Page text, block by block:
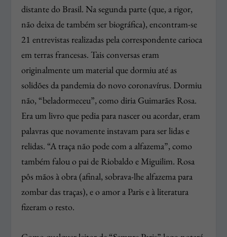
distante do Brasil. Na segunda parte (que, a rigor,
não deixa de também ser biográfica), encontram-se
21 entrevistas realizadas pela correspondente carioca
em terras francesas. Tais conversas eram
originalmente um material que dormiu até as
solidões da pandemia do novo coronavírus. Dormiu
não, “beladormeceu”, como diria Guimarães Rosa.
Era um livro que pedia para nascer ou acordar, eram
palavras que novamente instavam para ser lidas e
relidas. “A traça não pode com a alfazema”, como
também falou o pai de Riobaldo e Miguilim. Rosa
pôs mãos à obra (afinal, sobrava-lhe alfazema para
zombar das traças), e o amor a Paris e à literatura
fizeram o resto.